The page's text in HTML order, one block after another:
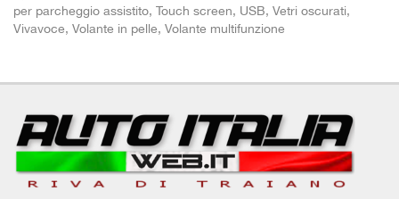
per parcheggio assistito, Touch screen, USB, Vetri oscurati,
Vivavoce, Volante in pelle, Volante multifunzione